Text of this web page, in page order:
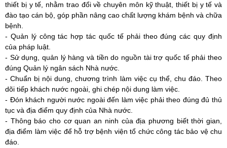
thiết bị y tế, nhằm trao đổi về chuyên môn kỹ thuật, thiết bị y tế và
đào tạo cán bộ, góp phần nâng cao chất lượng khám bệnh và chữa
bệnh.
- Quản lý công tác hợp tác quốc tế phải theo đúng các quy định
của pháp luật.
- Sử dụng, quản lý hàng và tiền do nguồn tài trợ quốc tế phải theo
đúng Quản lý ngân sách Nhà nước.
- Chuẩn bị nội dung, chương trình làm việc cụ thể, chu đáo. Theo
dõi tiếp khách nước ngoài, ghi chép nội dung làm việc.
- Đón khách người nước ngoài đến làm việc phải theo đúng đủ thủ
tục và địa điểm quy định của Nhà nước.
- Thông báo cho cơ quan an ninh của địa phương biết thời gian,
địa điểm làm việc để hỗ trợ bệnh viện tổ chức công tác bảo vệ chu
đáo.